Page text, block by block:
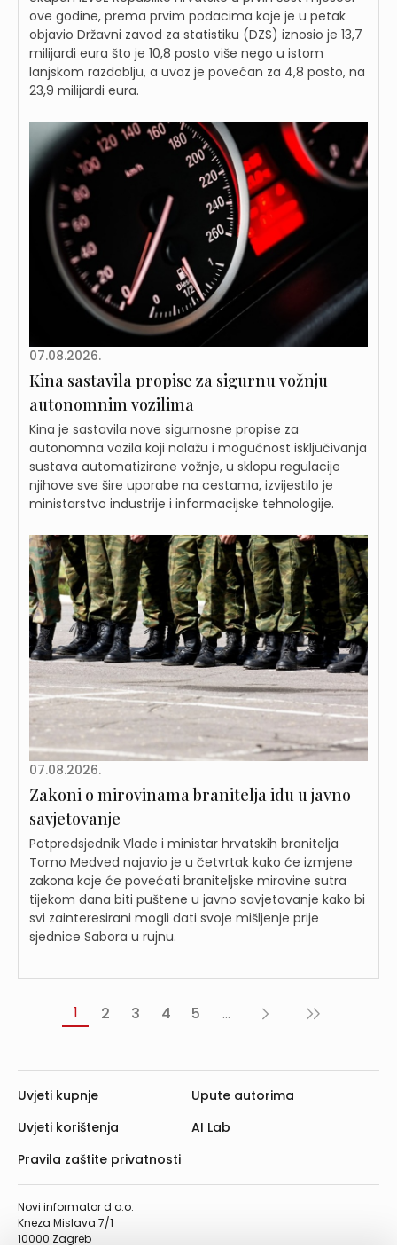
ove godine, prema prvim podacima koje je u petak
objavio Državni zavod za statistiku (DZS) iznosio je 13,7
milijardi eura što je 10,8 posto više nego u istom
lanjskom razdoblju, a uvoz je povećan za 4,8 posto, na
23,9 milijardi eura.
07.08.2026.
Kina sastavila propise za sigurnu vožnju
autonomnim vozilima
Kina je sastavila nove sigurnosne propise za
autonomna vozila koji nalažu i mogućnost isključivanja
sustava automatizirane vožnje, u sklopu regulacije
njihove sve šire uporabe na cestama, izvijestilo je
ministarstvo industrije i informacijske tehnologije.
07.08.2026.
Zakoni o mirovinama branitelja idu u javno
savjetovanje
Potpredsjednik Vlade i ministar hrvatskih branitelja
Tomo Medved najavio je u četvrtak kako će izmjene
zakona koje će povećati braniteljske mirovine sutra
tijekom dana biti puštene u javno savjetovanje kako bi
svi zainteresirani mogli dati svoje mišljenje prije
sjednice Sabora u rujnu.
1 2 3 4 5 ...
Sljedeća
Posljednja
Novi informator d.o.o.
Kneza Mislava 7/1
10000 Zagreb
Uvjeti kupnje
Uvjeti korištenja
Pravila zaštite privatnosti
Upute autorima
AI Lab